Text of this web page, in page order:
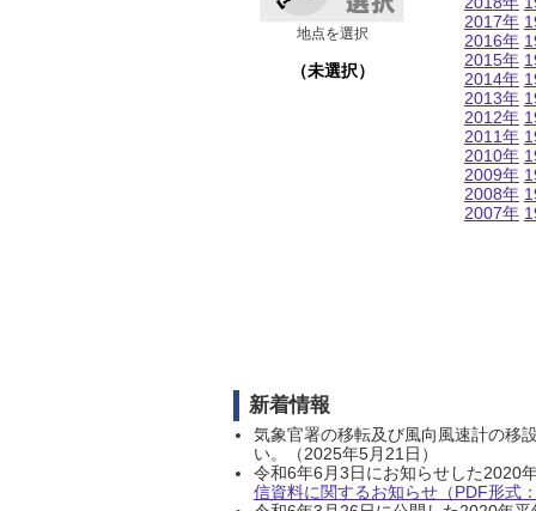
地点を選択
（未選択）
2017年
2016年
2015年
2014年
2013年
2012年
2011年
2010年
2009年
2008年
2007年
新着情報
気象官署の移転及び風向風速計の移
い。（2025年5月21日）
令和6年6月3日にお知らせした2020
信資料に関するお知らせ（PDF形式